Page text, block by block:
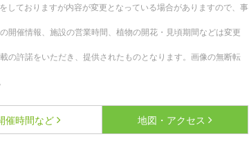
ておりますが内容が変更となっている場合がありますので、事
開催情報、施設の営業時間、植物の開花・見頃期間などは変更
の許諾をいただき、提供されたものとなります。画像の無断転
催時間など 地図・アクセス